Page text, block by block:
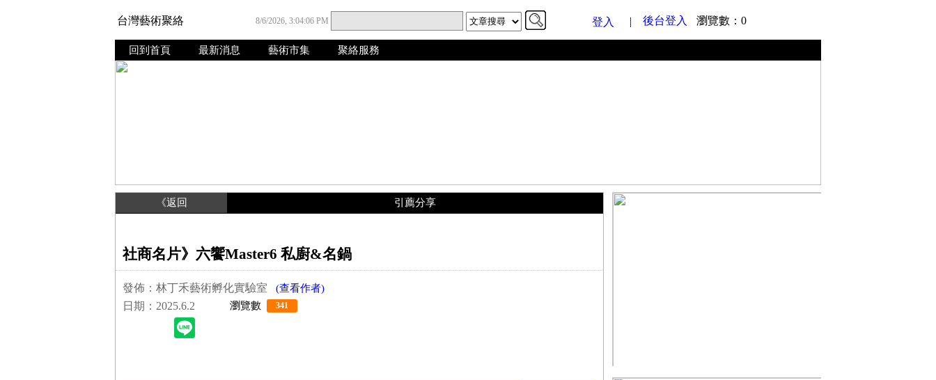
台灣藝術聚絡 8/6/2026, 3:04:07 PM 登入 | 後台登入 瀏覽數：0
回到首頁 最新消息 藝術市集 聚絡服務
《返回 引薦分享
社商名片》六饗Master6 私廚&名鍋
發佈：林丁禾藝術孵化實驗室 (查看作者)
日期：2025.6.2 瀏覽數 341